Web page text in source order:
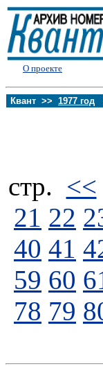
О проекте
Квант >> 1977 год
стp. <<
21 22
40 41
59 60
78 79